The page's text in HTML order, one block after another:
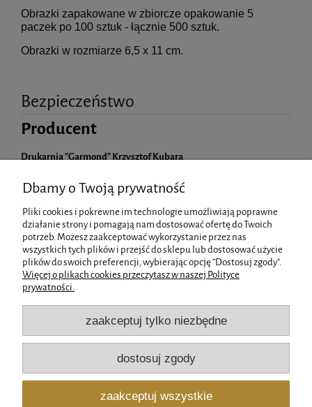
Obrazki zapakowane w zbiorcze opakowanie 5
paczek po 100 sztuk - łącznie 500 sztuk.
Obrazki w rozmiarze 6,5 x 11 cm.
Bezpieczeństwo
Producent
Drukarnia "Garmond" Krzysztof Kubara
42-200 Częstochowa, Polska
sklep@kubaradewocjonalia.pl
Pomoc
Płatności i dostawa
Informacje
O nas
Dbamy o Twoją prywatność
Pliki cookies i pokrewne im technologie umożliwiają poprawne
działanie strony i pomagają nam dostosować ofertę do Twoich
potrzeb. Możesz zaakceptować wykorzystanie przez nas
wszystkich tych plików i przejść do sklepu lub dostosować użycie
plików do swoich preferencji, wybierając opcję "Dostosuj zgody".
Więcej o plikach cookies przeczytasz w naszej Polityce
prywatności.
zaakceptuj tylko niezbędne
dostosuj zgody
zaakceptuj wszystkie